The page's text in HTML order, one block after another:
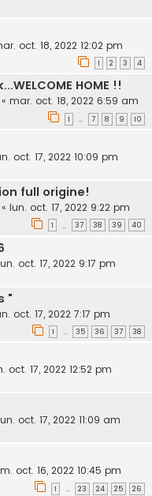
oct. 18, 2022 12:02 pm
1 2 3 4
HOME !!
« mar. oct. 18, 2022 6:59 am
1 … 7 8 9 10
oct. 17, 2022 10:09 pm
full origine!
« lun. oct. 17, 2022 9:22 pm
1 … 37 38 39 40
oct. 17, 2022 9:17 pm
"
oct. 17, 2022 7:17 pm
1 … 35 36 37 38
oct. 17, 2022 12:52 pm
oct. 17, 2022 11:09 am
oct. 16, 2022 10:45 pm
1 … 23 24 25 26